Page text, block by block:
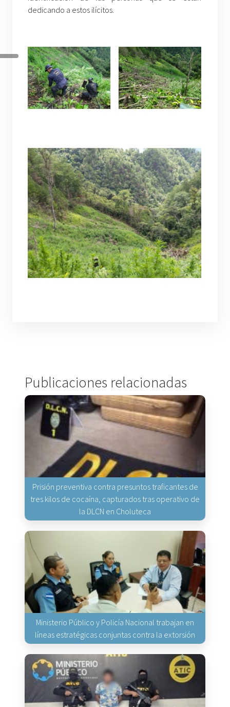
dedicando a estos ilícitos.
Publicaciones relacionadas
Prisión preventiva contra presuntos traficantes de
tres kilos de cocaína, capturados tras operativo de
la DLCN en Choluteca
Ministerio Público y Policía Nacional trabajan en
líneas estratégicas conjuntas contra la extorsión